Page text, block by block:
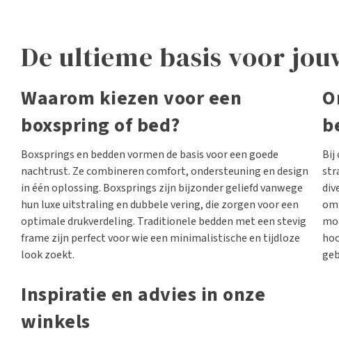
De ultieme basis voor
Waarom kiezen voor een
boxspring of bed?
Boxsprings en bedden vormen de basis voor een goede
nachtrust. Ze combineren comfort, ondersteuning en design
in één oplossing. Boxsprings zijn bijzonder geliefd vanwege
hun luxe uitstraling en dubbele vering, die zorgen voor een
optimale drukverdeling. Traditionele bedden met een stevig
frame zijn perfect voor wie een minimalistische en tijdloze
look zoekt.
Bij
Inspiratie en advies in onze
winkels